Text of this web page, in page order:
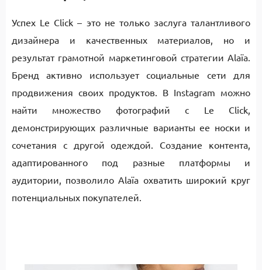
Успех Le Click – это не только заслуга талантливого
дизайнера и качественных материалов, но и
результат грамотной маркетинговой стратегии Alaïa.
Бренд активно использует социальные сети для
продвижения своих продуктов. В Instagram можно
найти множество фотографий с Le Click,
демонстрирующих различные варианты ее носки и
сочетания с другой одеждой. Создание контента,
адаптированного под разные платформы и
аудитории, позволило Alaïa охватить широкий круг
потенциальных покупателей.